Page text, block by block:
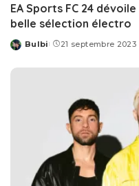
EA Sports FC 24
belle sélection électro
Posted
Bulbi 21 septembre 2023